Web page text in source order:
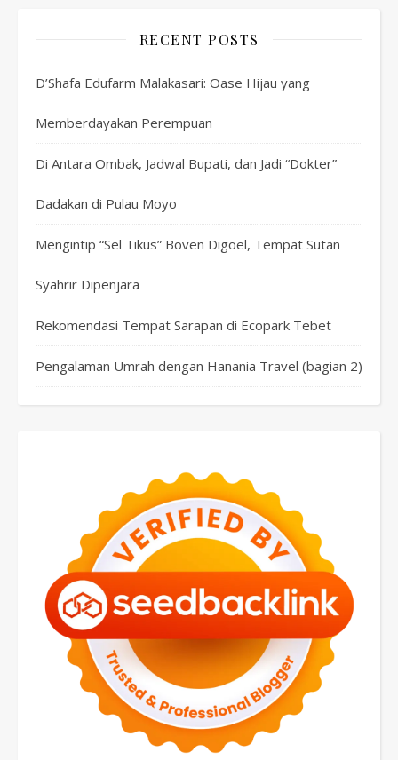
RECENT POSTS
D’Shafa Edufarm Malakasari: Oase Hijau yang
Memberdayakan Perempuan
Di Antara Ombak, Jadwal Bupati, dan Jadi “Dokter”
Dadakan di Pulau Moyo
Mengintip “Sel Tikus” Boven Digoel, Tempat Sutan
Syahrir Dipenjara
Rekomendasi Tempat Sarapan di Ecopark Tebet
Pengalaman Umrah dengan Hanania Travel (bagian 2)